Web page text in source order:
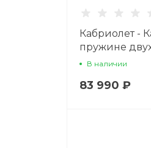
Кабриолет -
пружине
машинка - ИО
В наличии
83 990 ₽